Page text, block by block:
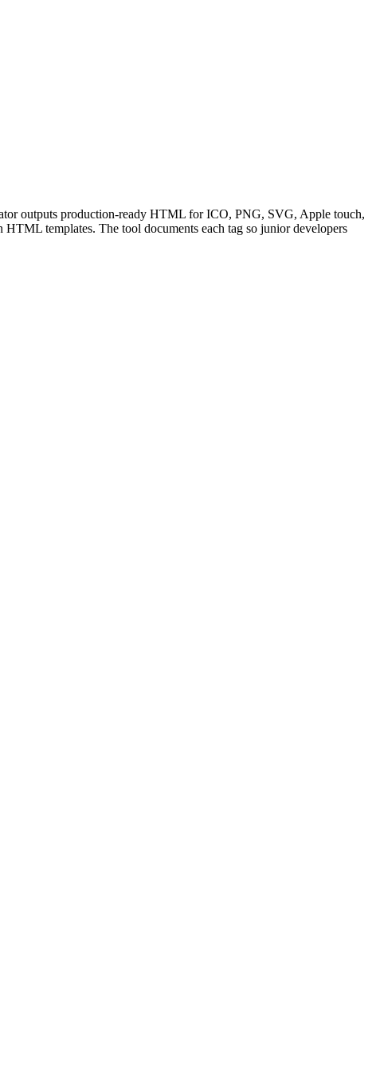
outputs production-ready HTML for ICO, PNG, SVG, Apple touch,
templates. The tool documents each tag so junior developers